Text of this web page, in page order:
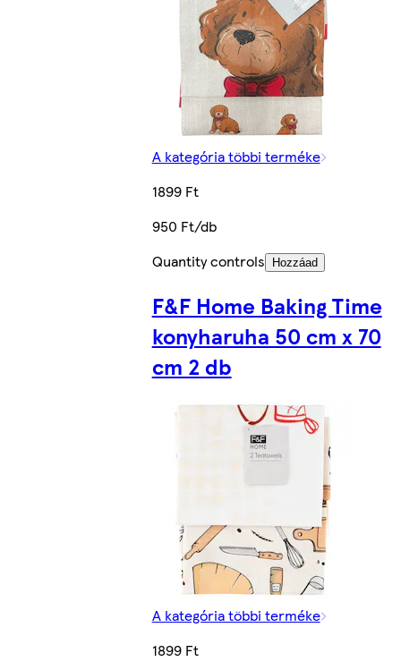
A kategória többi terméke
1899 Ft
950 Ft/db
Quantity controls
Hozzáad
F&F Home Baking Time
konyharuha 50 cm x 70
cm 2 db
A kategória többi terméke
1899 Ft